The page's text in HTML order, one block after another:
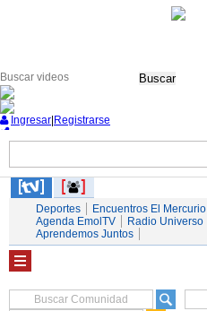
Buscar
Ingresar Registrarse
Deportes Encuentros El Mercurio
Agenda EmolTV
Radio Universo
Aprendemos Juntos